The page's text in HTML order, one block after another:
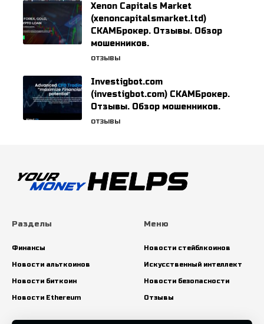
Xenon Capitals Market
(xenoncapitalsmarket.ltd)
СКАМБрокер. Отзывы. Обзор
мошенников.
ОТЗЫВЫ
Investigbot.com
(investigbot.com) СКАМБрокер.
Отзывы. Обзор мошенников.
ОТЗЫВЫ
Разделы
Финансы
Новости альткоинов
Новости биткоин
Новости Ethereum
Меню
Новости стейблкоинов
Искусственный интеллект
Новости безопасности
Отзывы